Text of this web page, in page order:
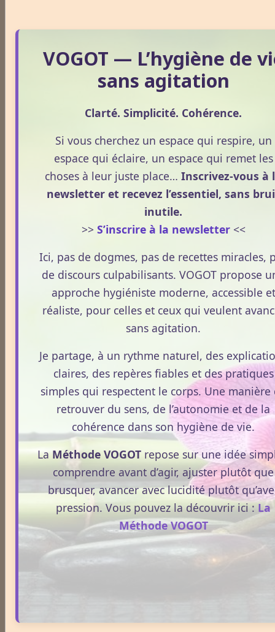
Anatomie & physiologie
Nuage de mots-clés
immunité sommeil terrain
alimentation
vogot naturopathie santé naturelle
prévention
stress nutrition naturel
Témoignages
Réharmonisation corporelle hygiéniste.
Le 24/05/2026
La Réharmonisation corporelle hygiéniste désigne un
processus naturel, progressif et non thérapeutique
par lequel le corps retrouve un fonctionnement plus
fluide, plus cohérent et plus équilibré grâce à une
hygiène de vie adaptée.
Lire la suite
Huile de CBD et médicaments : quels effets sur votre
métabolisme ?
interactions reste souvent floue. En 2026, le cadre
VOGOT — L’hygiène de
sans agitation
Clarté. Simplicité. Cohérence.
Si vous cherchez un espace qui respire, un
espace qui éclaire, un espace qui remet les
choses à leur juste place… Inscrivez-vous à
newsletter et recevez l’essentiel, sans
inutile.
>> S’inscrire à la newsletter<<
Ici, pas de dogmes, pas de recettes miracles,
de discours culpabilisants. VOGOT propose
approche hygiéniste moderne, accessible et
réaliste, pour celles et ceux qui veulent
sans agitation.
Je partage, à un rythme naturel, des
claires, des repères fiables et des pratiques
simples qui respectent le corps. Une manière
retrouver du sens, de l’autonomie et de la
cohérence dans son hygiène de vie.
LaMéthode VOGOT repose sur une idée
comprendre avant d’agir, ajuster plutôt que
brusquer, avancer avec lucidité plutôt
pression. Vous pouvez la découvrir ici :La
Méthode VOGOT